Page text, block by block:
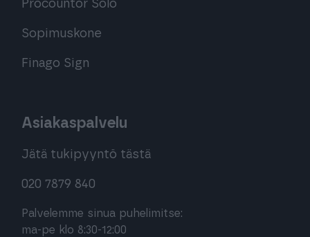
Procountor Solo
Sopimuskone
Finago Sign
Asiakaspalvelu
Jätä tukipyyntö tästä
020 7879 840
Palvelemme sinua puhelimitse:
ma-pe klo 8:30-12:00